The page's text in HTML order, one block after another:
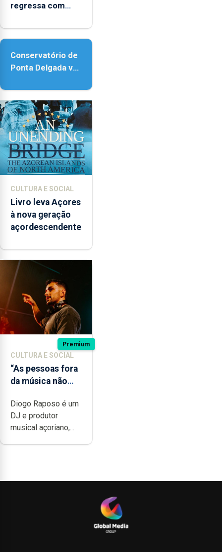
regressa com
acessibilidade
Conservatório de
Ponta Delgada vai
instrumentos
CULTURA E SOCIAL
Livro leva Açores
à nova geração
açordescendente
Premium
CULTURA E SOCIAL
“As pessoas fora
da música não
quão difícil é
produzir uma
música”
Diogo Raposo é um
DJ e produtor
musical açoriano,...